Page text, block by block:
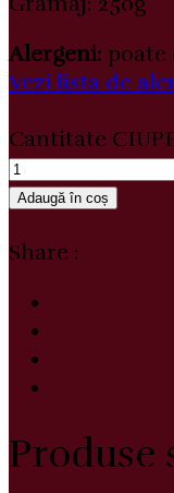
Alergeni: poate
Vezi lista de
Cantitate
Adaugă în coș
Share :
Produse